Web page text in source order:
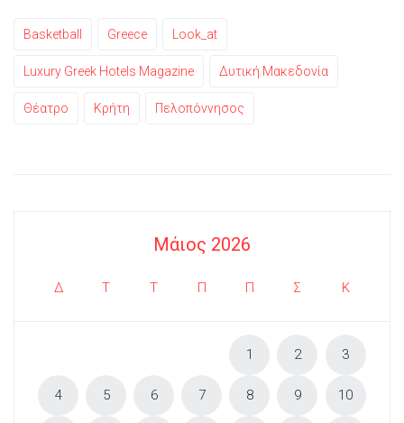
Basketball Greece Look_at
Luxury Greek Hotels Magazine Δυτική Μακεδονία
Θέατρο Κρήτη Πελοπόννησος
Μάιος 2026
Δ Τ Τ Π Π Σ Κ
1 2 3
4 5 6 7 8 9 10